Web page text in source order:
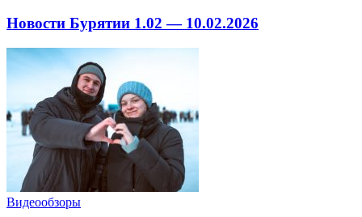
Новости Бурятии 1.02 — 10.02.2026
Видеообзоры